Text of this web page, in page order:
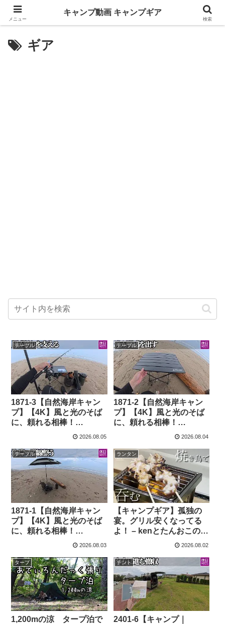
ギア
テーブル
1871-3【自然海岸キャン
プ】【4K】風と光のそば
に、頼れる相棒！
OneTigris SWIFLY 2024
ル 折りたたみ式紹介(海編)
￥6900 – 休日やること /
Kyuuzitsu Yarukoto
2026.08.05
テーブル
1871-2【自然海岸キャン
プ】【4K】風と光のそば
に、頼れる相棒！
OneTigris SWIFLY 2024
ル 折りたたみ式紹介(海編)
￥6900 – 休日やること /
Kyuuzitsu Yarukoto
2026.08.04
テーブル
1871-1【自然海岸キャン
プ】【4K】風と光のそば
に、頼れる相棒！
OneTigris SWIFLY 2024
ル 折りたたみ式紹介(海編)
￥6900 – 休日やること /
Kyuuzitsu Yarukoto
2026.08.03
ランタン
【キャンプギア】孤独の
宴。グリル安くなってる
よ！ – kenとたんおこの
Minimarist Outdoor Life
2026.08.02
タープ
1,200mの涼 タープ泊で
テント
2401-6【キャンプ｜
メニュー
キャンプ動画 キャンプギア
検索